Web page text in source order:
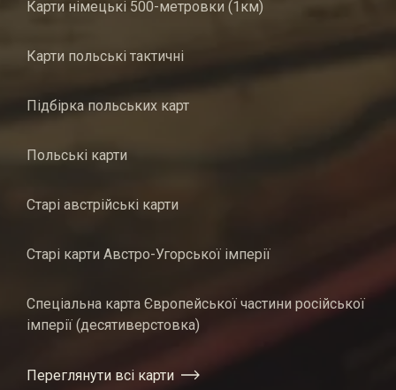
Карти німецькі 500-метровки (1км)
Карти польські тактичні
Підбірка польських карт
Польські карти
Старі австрійські карти
Старі карти Австро-Угорської імперії
Спеціальна карта Європейської частини російської
імперії (десятиверстовка)
Переглянути всі карти